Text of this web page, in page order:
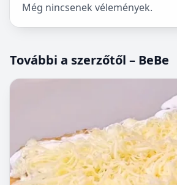
Még nincsenek vélemények.
További a szerzőtől – BeBe